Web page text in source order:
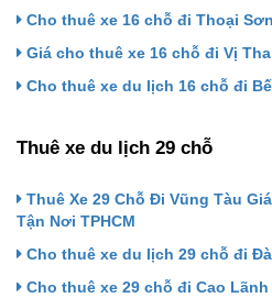
Cho thuê xe 16 chỗ đi Thoại
Giá cho thuê xe 16 chỗ đi Vị
Cho thuê xe du lịch 16 chỗ đi
Thuê xe du lịch 29 chỗ
Thuê Xe 29 Chỗ Đi Vũng Tàu
Tận Nơi TPHCM
Cho thuê xe du lịch 29 chỗ đi
Cho thuê xe 29 chỗ đi Cao